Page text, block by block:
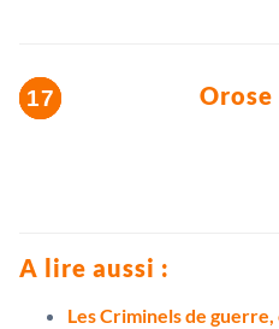
Orose
A lire aussi :
Les Criminels de